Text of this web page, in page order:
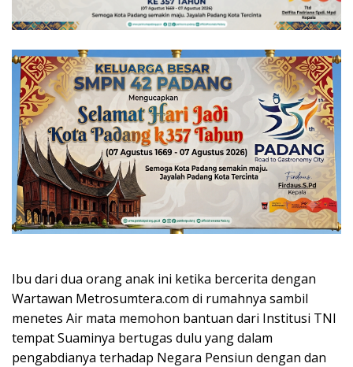
Ibu dari dua orang anak ini ketika bercerita dengan
Wartawan Metrosumtera.com di rumahnya sambil
menetes Air mata memohon bantuan dari Institusi TNI
tempat Suaminya bertugas dulu yang dalam
pengabdianya terhadap Negara Pensiun dengan dan